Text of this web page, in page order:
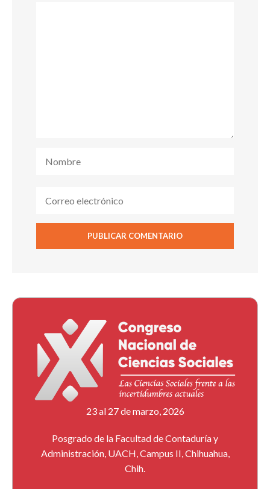
23 al 27 de marzo, 2026
Posgrado de la Facultad de Contaduría y
Administración, UACH, Campus II, Chihuahua,
Chih.